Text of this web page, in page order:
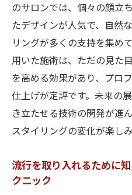
のサロンでは、個々の顔立
たデザインが人気で、自然
リングが多くの支持を集め
用いた施術は、ただの見た
を高める効果があり、プロ
仕上げが定評です。未来の
き立たせる技術の開発が進
スタイリングの変化が楽しみ
流行を取り入れるために
クニック